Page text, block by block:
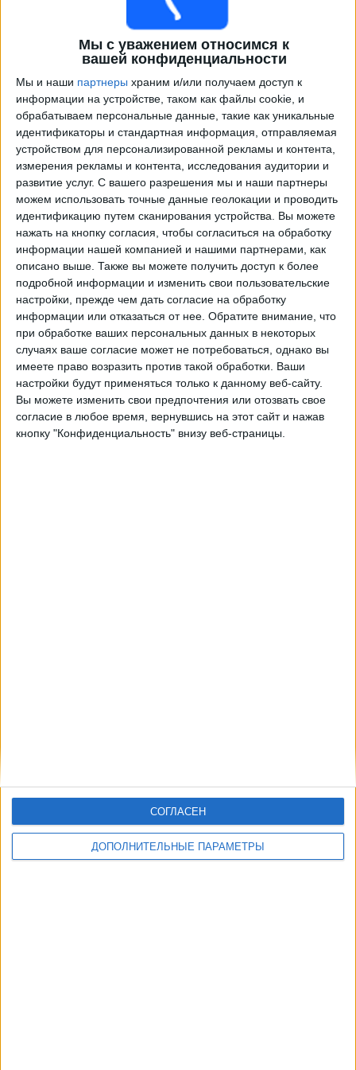
Мы с уважением относимся к
вашей конфиденциальности
Мы и наши партнеры храним и/или получаем доступ к
информации на устройстве, таком как файлы cookie, и
обрабатываем персональные данные, такие как уникальные
идентификаторы и стандартная информация, отправляемая
устройством для персонализированной рекламы и контента,
измерения рекламы и контента, исследования аудитории и
развитие услуг. С вашего разрешения мы и наши партнеры
можем использовать точные данные геолокации и проводить
идентификацию путем сканирования устройства. Вы можете
нажать на кнопку согласия, чтобы согласиться на обработку
информации нашей компанией и нашими партнерами, как
описано выше. Также вы можете получить доступ к более
подробной информации и изменить свои пользовательские
настройки, прежде чем дать согласие на обработку
информации или отказаться от нее. Обратите внимание, что
при обработке ваших персональных данных в некоторых
случаях ваше согласие может не потребоваться, однако вы
имеете право возразить против такой обработки. Ваши
настройки будут применяться только к данному веб-сайту.
Вы можете изменить свои предпочтения или отозвать свое
согласие в любое время, вернувшись на этот сайт и нажав
кнопку "Конфиденциальность" внизу веб-страницы.
ДОПОЛНИТЕЛЬНЫЕ ПАРАМЕТРЫ
СОГЛАСЕН
Программа передач трансляции матчей в прямом
эфире вGimnasia y Tiro
Воскресенье, 09.08.2026
23:30 Примера Насьональ
Gimnasia y Tiro
Нуэва Чикаго
LPF Play
Воскресенье, 16.08.2026
23:00 Примера Насьональ
CA Central Norte
Gimnasia y Tiro